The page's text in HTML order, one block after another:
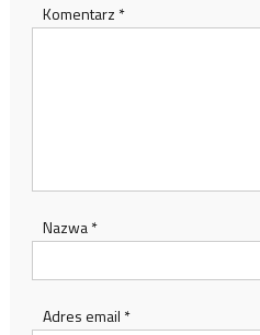
Komentarz *
Nazwa*
Adres email *